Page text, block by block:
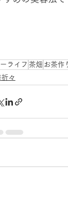
ライフ 茶畑 お茶作
折々